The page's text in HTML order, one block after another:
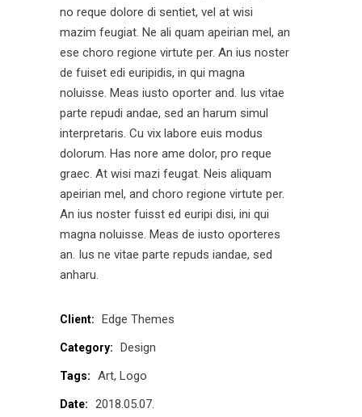
no reque dolore di sentiet, vel at wisi
mazim feugiat. Ne ali quam apeirian mel, an
ese choro regione virtute per. An ius noster
de fuiset edi euripidis, in qui magna
noluisse. Meas iusto oporter and. Ius vitae
parte repudi andae, sed an harum simul
interpretaris. Cu vix labore euis modus
dolorum. Has nore ame dolor, pro reque
graec. At wisi mazi feugat. Neis aliquam
apeirian mel, and choro regione virtute per.
An ius noster fuisst ed euripi disi, ini qui
magna noluisse. Meas de iusto oporteres
an. Ius ne vitae parte repuds iandae, sed
anharu.
Client: Edge Themes
Category: Design
Tags: Art Logo
Date: 2018.05.07.